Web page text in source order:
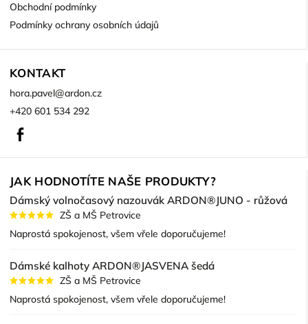
Obchodní podmínky
Podmínky ochrany osobních údajů
KONTAKT
hora.pavel@ardon.cz
+420 601 534 292
JAK HODNOTÍTE NAŠE PRODUKTY?
Dámský volnočasový nazouvák ARDON®JUNO - růžová
ZŠ a MŠ Petrovice
Naprostá spokojenost, všem vřele doporučujeme!
Dámské kalhoty ARDON®JASVENA šedá
ZŠ a MŠ Petrovice
Naprostá spokojenost, všem vřele doporučujeme!